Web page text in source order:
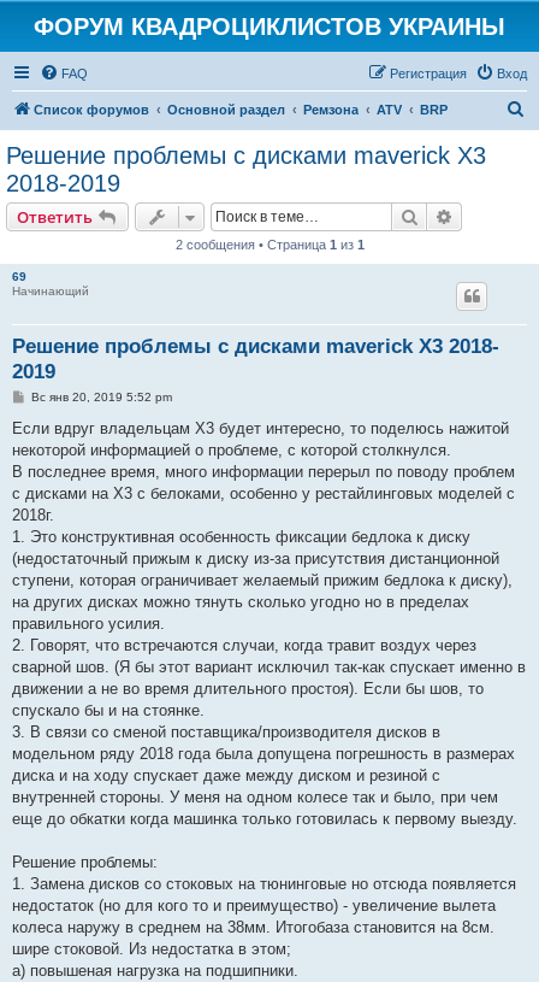
ФОРУМ КВАДРОЦИКЛИСТОВ УКРАИНЫ
FAQ Вход
Регистрация
Список форумов Основной раздел Ремзона ATV BRP
Решение проблемы с дисками maverick X3
2018-2019
Ответить Поиск
2 сообщения • Страница 1 из 1
69
Начинающий
Решение проблемы с дисками maverick X3 2018-
2019
С
о
щ
е
и
е
Вс янв 20, 2019 5:52 pm
Если вдруг владельцам Х3 будет интересно, то поделюсь нажитой
некоторой информацией о проблеме, с которой столкнулся.
В последнее время, много информации перерыл по поводу проблем
с дисками на Х3 с белоками, особенно у рестайлинговых моделей с
2018г.
1. Это конструктивная особенность фиксации бедлока к диску
(недостаточный прижым к диску из-за присутствия дистанционной
ступени, которая ограничивает желаемый прижим бедлока к диску),
на других дисках можно тянуть сколько угодно но в пределах
правильного усилия.
2. Говорят, что встречаются случаи, когда травит воздух через
сварной шов. (Я бы этот вариант исключил так-как спускает именно в
движении а не во время длительного простоя). Если бы шов, то
спускало бы и на стоянке.
3. В связи со сменой поставщика/производителя дисков в
модельном ряду 2018 года была допущена погрешность в размерах
диска и на ходу спускает даже между диском и резиной с
внутренней стороны. У меня на одном колесе так и было, при чем
еще до обкатки когда машинка только готовилась к первому выезду.
Решение проблемы:
1. Замена дисков со стоковых на тюнинговые но отсюда появляется
недостаток (но для кого то и преимущество) - увеличение вылета
колеса наружу в среднем на 38мм. Итогобаза становится на 8см.
шире стоковой. Из недостатка в этом;
а) повышеная нагрузка на подшипники.